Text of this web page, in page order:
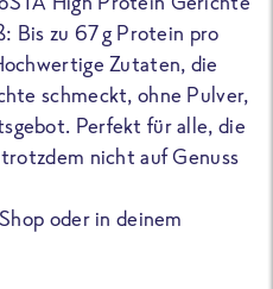
Bis zu 67 g Protein pro
Zutaten, die
schmeckt, ohne Pulver,
Perfekt für alle, die
nicht auf Genuss
oder in deinem